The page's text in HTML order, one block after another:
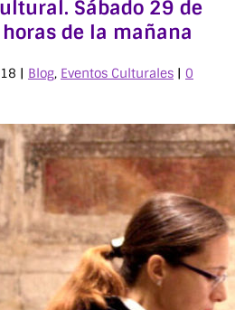
Sábado 29 de
de la mañana
| Blog, Eventos Culturales | 0